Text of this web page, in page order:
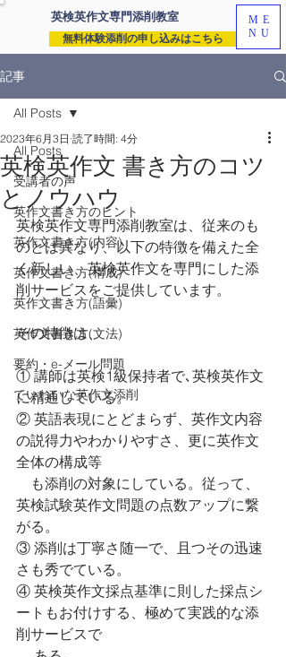
英検英作文専門添削教室
無料体験添削の申し込みはこちら
ME
NU
記事
All Posts
受講者の声
英作文書き方のヒント
英作文書き方(内容)
英作文書き方(構成)
英作文書き方(語彙)
英作文書き方(文法)
要約・e-メール問題
ていねいな英作文添削
All Posts
英検英作文 書き方のコツ
とノウハウ
2023年6月3日 読了時間: 4分
英検英作文専門添削教室は、従来のも
のとは異なり、以下の特徴を備えた全
く新しい、英検英作文を専門にした添
削サービスをご提供しています。
その特徴は、
① 講師は英検1級保持者で､英検英作文
に精通している。
② 英語表現にとどまらず、英作文内容
の説得力やわかりやすさ、更に英作文
全体の構成等
英検試験英作文問題の点数アップに繋
がる。
③ 添削は丁寧さ随一で、且つその迅速
さも秀でている。
④ 英検英作文採点基準に則した採点シ
ートもお付けする、極めて実践的な添
削サービスで